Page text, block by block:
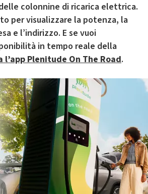
colonnine di ricarica elettrica.
per visualizzare la potenza, la
e l’indirizzo. E se vuoi
in tempo reale della
l’app Plenitude On The Road.